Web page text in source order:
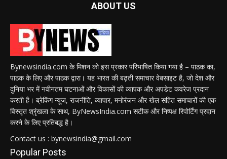
ABOUT US
Bynewsindia.com के मिशन को इस प्रकार परिभाषित किया गया है – पाठक का,
पाठक के लिए और पाठक द्वारा। यह भारत की बढ़ती समाचार वेबसाइट है, जो देश और
दुनिया भर में नवीनतम घटनाओं और विकासों की व्यापक और अपडेट कवरेज प्रदान
करती है। ब्रेकिंग न्यूज, राजनीति, व्यापार, मनोरंजन और खेल सहित समाचारों की एक
विस्तृत श्रृंखला के साथ, ByNewsIndia.com सटीक और निष्पक्ष रिपोर्टिंग प्रदान
करने के लिए प्रतिबद्ध है।
Contact us : bynewsindia@gmail.com
Popular Posts